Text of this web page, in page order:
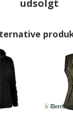
Sort
Du
HAR
udsolgt